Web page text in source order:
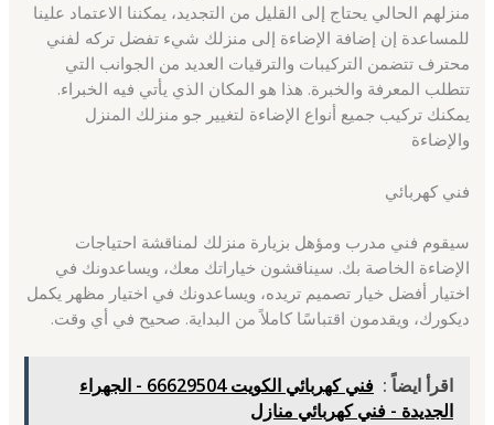
منزلهم الحالي يحتاج إلى القليل من التجديد، يمكننا الاعتماد علينا
للمساعدة إن إضافة الإضاءة إلى منزلك شيء تفضل تركه لفني
محترف تتضمن التركيبات والترقيات العديد من الجوانب التي
تتطلب المعرفة والخبرة. هذا هو المكان الذي يأتي فيه الخبراء.
يمكنك تركيب جميع أنواع الإضاءة لتغيير جو منزلك المنزل
والإضاءة
فني كهربائي
سيقوم فني مدرب ومؤهل بزيارة منزلك لمناقشة احتياجات
الإضاءة الخاصة بك. سيناقشون خياراتك معك، ويساعدونك في
اختيار أفضل خيار تصميم تريده، ويساعدونك في اختيار مظهر يكمل
ديكورك، ويقدمون اقتباسًا كاملاً من البداية. صحيح في أي وقت.
اقرأ ايضاً :
فني كهربائي الكويت 66629504 - الجهراء
الجديدة - فني كهربائي منازل